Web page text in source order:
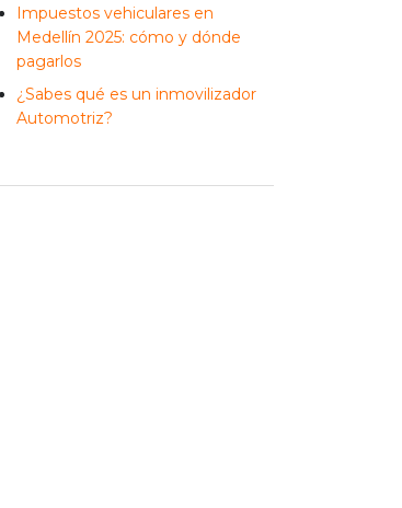
Impuestos vehiculares en
Medellín 2025: cómo y dónde
pagarlos
¿Sabes qué es un inmovilizador
Automotriz?